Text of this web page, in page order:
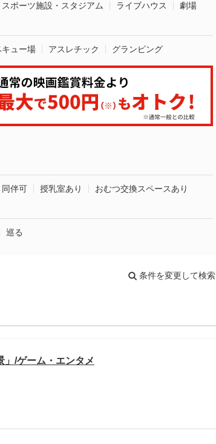
スポーツ施設・スタジアム ライブハウス
劇場
ュー場 アスレチック グランピング
伴可 授乳室あり
おむつ交換スペースあり
巡る
条件を変更して検索
」/ゲーム・エンタメ